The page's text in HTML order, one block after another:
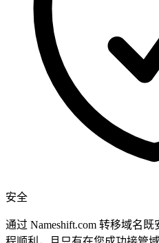
安全
通过 Nameshift.com 转移域名